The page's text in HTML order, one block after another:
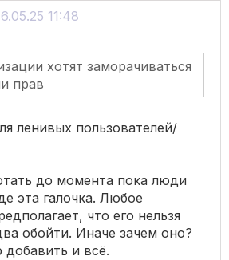
11:48
хотят заморачиваться
прав
ленивых пользователей/
до момента пока люди
эта галочка. Любое
что его нельзя
обойти. Иначе зачем оно?
и всё.